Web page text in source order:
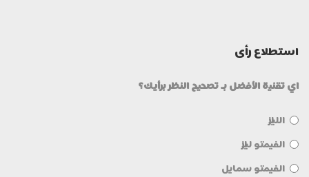
استطلاع رأی
اي تقنية الأفضل بـ تصحيح النظر برأيك؟
الليزك
الفيمتو ليزك
الفيمتو سمايل